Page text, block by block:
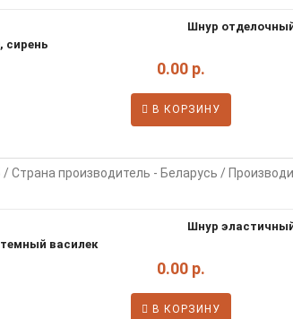
Шнур
0.00 р.
В КОРЗИНУ
/ Страна производитель - Беларусь /
Шнур
0.00 р.
В КОРЗИНУ